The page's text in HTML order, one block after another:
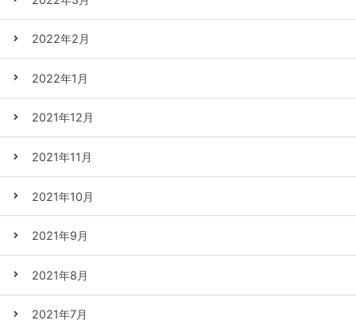
2022年2月
2022年1月
2021年12月
2021年11月
2021年10月
2021年9月
2021年8月
2021年7月